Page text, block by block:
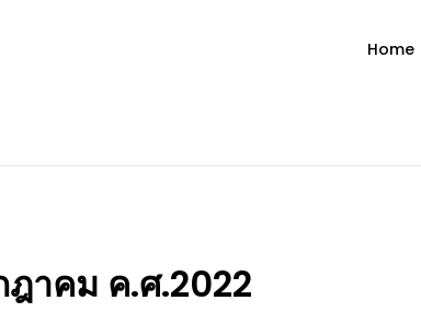
Home
าคม ค.ศ.2022